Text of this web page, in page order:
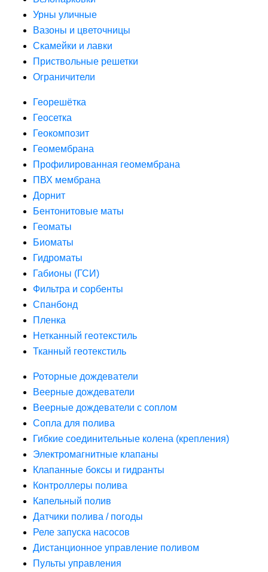
Урны уличные
Вазоны и цветочницы
Скамейки и лавки
Приствольные решетки
Ограничители
Георешётка
Геосетка
Геокомпозит
Геомембрана
Профилированная геомембрана
ПВХ мембрана
Дорнит
Бентонитовые маты
Геоматы
Биоматы
Гидроматы
Габионы (ГСИ)
Фильтра и сорбенты
Спанбонд
Пленка
Нетканный геотекстиль
Тканный геотекстиль
Роторные дождеватели
Веерные дождеватели
Веерные дождеватели с соплом
Сопла для полива
Гибкие соединительные колена (крепления)
Электромагнитные клапаны
Клапанные боксы и гидранты
Контроллеры полива
Капельный полив
Датчики полива / погоды
Реле запуска насосов
Дистанционное управление поливом
Пульты управления